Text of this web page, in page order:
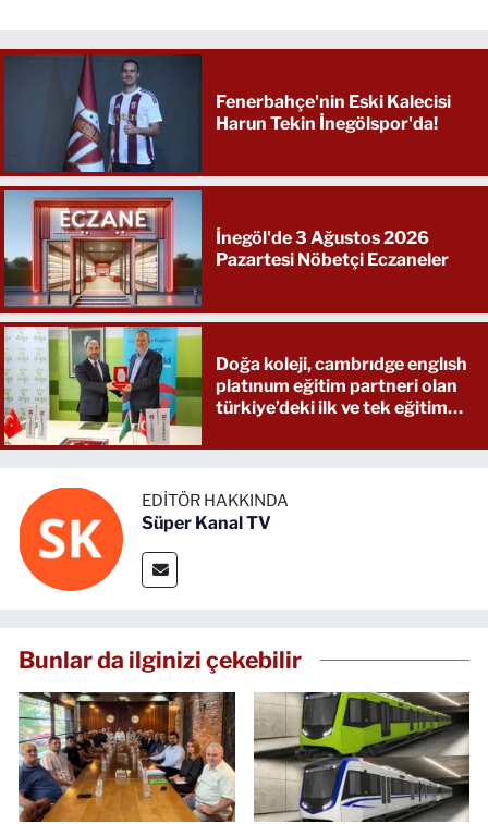
Fenerbahçe'nin Eski Kalecisi
Harun Tekin İnegölspor'da!
İnegöl'de 3 Ağustos 2026
Pazartesi Nöbetçi Eczaneler
Doğa koleji, cambrıdge englısh
platınum eğitim partneri olan
türkiye’deki ilk ve tek eğitim
EDITÖR HAKKINDA
Süper Kanal TV
Bunlar da ilginizi çekebilir